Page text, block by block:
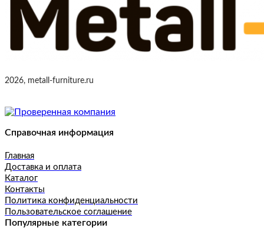
2026, metall-furniture.ru
Справочная информация
Главная
Доставка и оплата
Каталог
Контакты
Политика конфиденциальности
Пользовательское соглашение
Популярные категории